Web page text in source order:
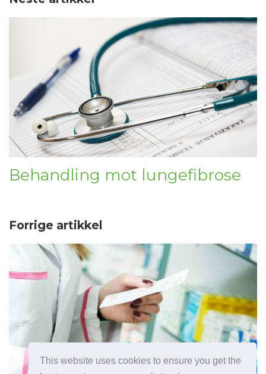
This website uses cookies to ensure you get the
Behandling mot lungefibrose
Forrige artikkel